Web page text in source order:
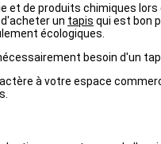
et de produits chimiques
un tapis qui est bon
écologiques.
besoin d'un
à votre espace